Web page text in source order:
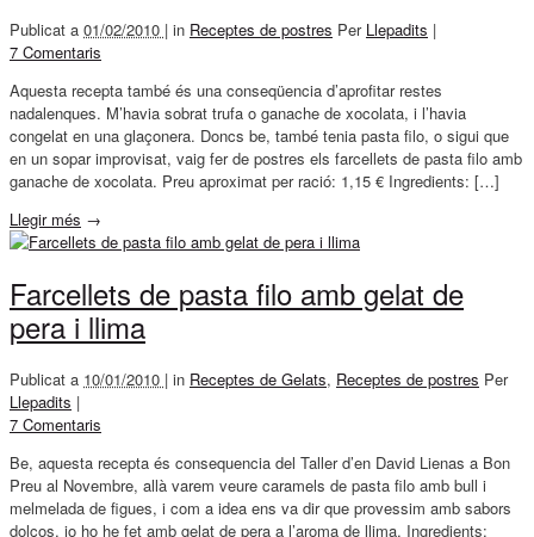
Publicat a 01/02/2010 | in Receptes de postres Per Llepadits |
7 Comentaris
Aquesta recepta també és una conseqüencia d’aprofitar restes
nadalenques. M’havia sobrat trufa o ganache de xocolata, i l’havia
congelat en una glaçonera. Doncs be, també tenia pasta filo, o sigui que
en un sopar improvisat, vaig fer de postres els farcellets de pasta filo amb
ganache de xocolata. Preu aproximat per ració: 1,15 € Ingredients: […]
Llegir més →
Farcellets de pasta filo amb gelat de
pera i llima
Publicat a 10/01/2010 | in Receptes de Gelats, Receptes de postres Per
Llepadits |
7 Comentaris
Be, aquesta recepta és consequencia del Taller d’en David Lienas a Bon
Preu al Novembre, allà varem veure caramels de pasta filo amb bull i
melmelada de figues, i com a idea ens va dir que provessim amb sabors
dolços, jo ho he fet amb gelat de pera a l’aroma de llima. Ingredients: